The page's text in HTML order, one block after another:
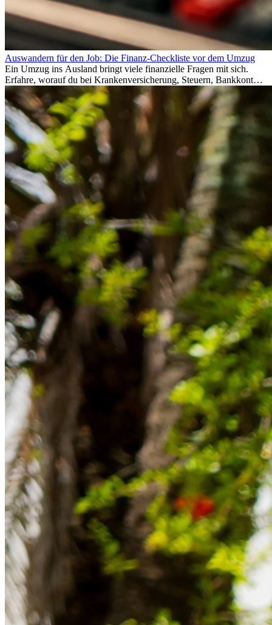
Auswandern für den Job: Die Finanz-Checkliste vor dem Umzug
Ein Umzug ins Ausland bringt viele finanzielle Fragen mit sich.
Erfahre, worauf du bei Krankenversicherung, Steuern, Bankkonto,
Rücklagen und Budgetplanung achten solltest, damit dein Neustart
im Ausland reibungslos gelingt.